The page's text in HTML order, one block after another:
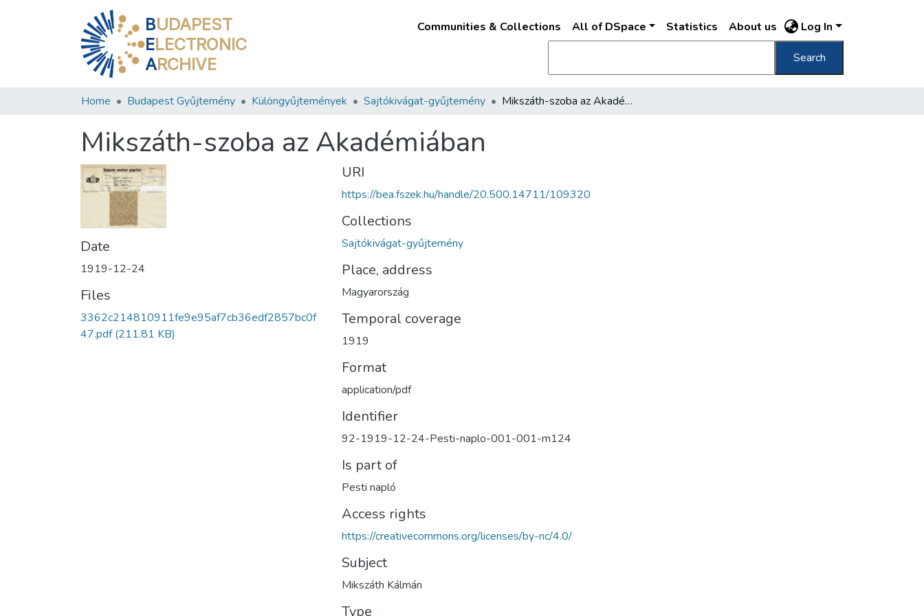
BUDAPEST
ELECTRONIC
ARCHIVE
Communities & Collections All of DSpace Statistics About us Log In
Search
Home Budapest Gyűjtemény Különgyűjtemények Sajtókivágat-gyűjtemény Mikszáth-szoba az Akadémiában
Mikszáth-szoba az Akadémiában
Date
1919-12-24
Files
3362c214810911fe9e95af7cb36edf2857bc0f
47.pdf(211.81 KB)
URI
https://bea.fszek.hu/handle/20.500.14711/109320
Collections
Sajtókivágat-gyűjtemény
Place, address
Magyarország
Temporal coverage
1919
Format
application/pdf
Identifier
92-1919-12-24-Pesti-naplo-001-001-m124
Is part of
Pesti napló
Access rights
https://creativecommons.org/licenses/by-nc/4.0/
Subject
Mikszáth Kálmán
Type